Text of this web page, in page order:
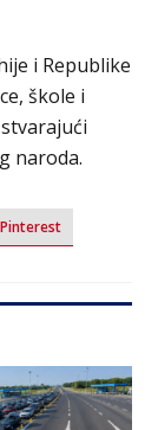
i Republike
škole i
naroda.